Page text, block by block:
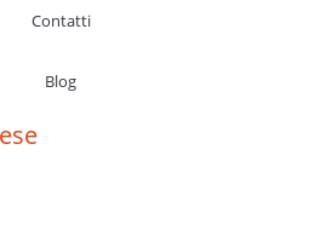
Contatti
Blog